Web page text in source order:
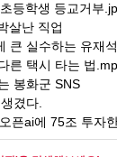
등학생 등교거부
살난 직업
큰 실수하는 유재
른 택시 타는 법
봉화군 SNS
겼다.
픈ai에 75조 투자